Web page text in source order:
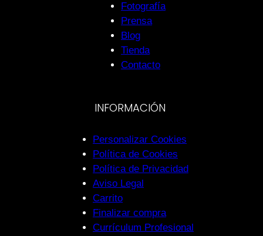
Fotografía
Prensa
Blog
Tienda
Contacto
INFORMACIÓN
Personalizar Cookies
Política de Cookies
Política de Privacidad
Aviso Legal
Carrito
Finalizar compra
Currículum Profesional